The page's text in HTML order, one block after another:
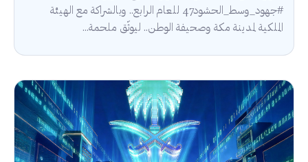
#جهود_وسط_الحشود47 للعام الرابع.. وبالشراكة مع الهيئة
الملكية لمدينة مكة وصحيفة الوطن.. ليوثّق ملحمة...